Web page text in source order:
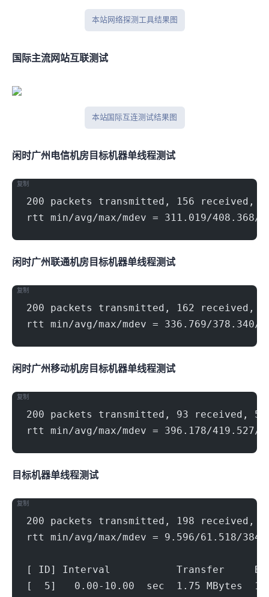
本站网络探测工具结果图
国际主流网站互联测试
本站 Tcpping 国际互连测试结果图
闲时广州电信机房(500Mbps)目标机器 IPERF3单线程测试
200 packets transmitted, 156 received,
rtt min/avg/max/mdev = 311.019/408.368/
复制
闲时广州联通机房(500Mbps) 目标机器 IPERF3单线程测试
200 packets transmitted, 162 received,
rtt min/avg/max/mdev = 336.769/378.340/
复制
闲时广州移动机房(500Mbps) 目标机器 IPERF3单线程测试
200 packets transmitted, 93 received,
rtt min/avg/max/mdev = 396.178/419.527/
复制
目标机器 IPERF3单线程测试
200 packets transmitted, 198 received,
rtt min/avg/max/mdev = 9.596/61.518/
[ ID] Interval           Transfer
[  5]   0.00-10.00  sec  1.75 MBytes
复制